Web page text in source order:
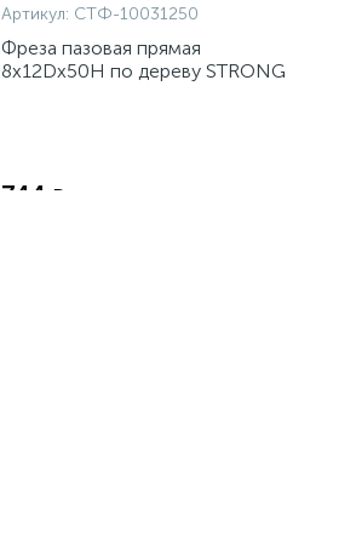
Артикул: СТФ-10031250
Фреза пазовая прямая
8x12Dx50H по дереву STRONG
744 ₽